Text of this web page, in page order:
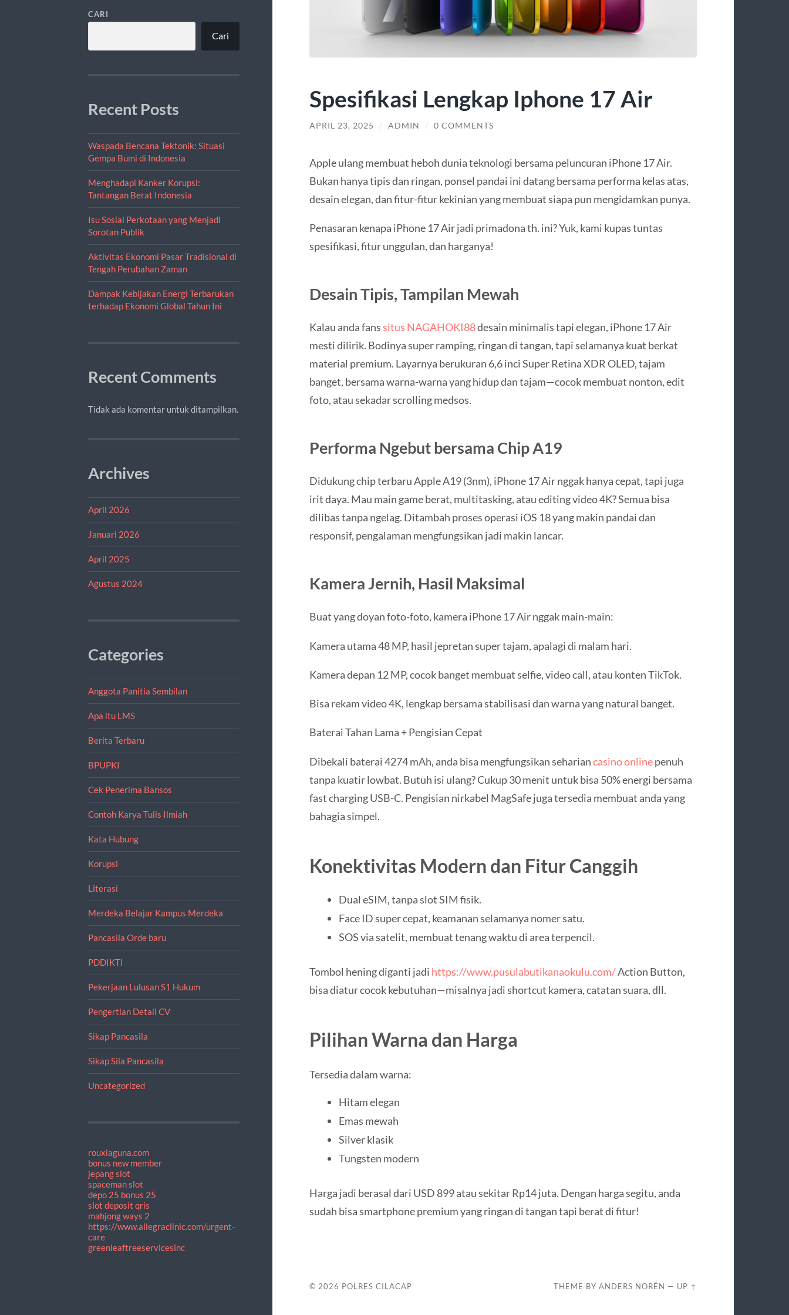
CARI
Cari
Recent Posts
Waspada Bencana Tektonik: Situasi
Gempa Bumi di Indonesia
Menghadapi Kanker Korupsi:
Tantangan Berat Indonesia
Isu Sosial Perkotaan yang Menjadi
Sorotan Publik
Aktivitas Ekonomi Pasar Tradisional di
Tengah Perubahan Zaman
Dampak Kebijakan Energi Terbarukan
terhadap Ekonomi Global Tahun Ini
Recent Comments
Tidak ada komentar untuk ditampilkan.
Archives
April 2026
Januari 2026
April 2025
Agustus 2024
Categories
Anggota Panitia Sembilan
Apa itu LMS
Berita Terbaru
BPUPKI
Cek Penerima Bansos
Contoh Karya Tulis Ilmiah
Kata Hubung
Korupsi
Literasi
Merdeka Belajar Kampus Merdeka
Pancasila Orde baru
PDDIKTI
Pekerjaan Lulusan S1 Hukum
Pengertian Detail CV
Sikap Pancasila
Sikap Sila Pancasila
Uncategorized
rouxlaguna.com
bonus new member
jepang slot
spaceman slot
depo 25 bonus 25
slot deposit qris
mahjong ways 2
https://www.allegraclinic.com/urgent-
care
greenleaftreeservicesinc
Spesifikasi Lengkap Iphone 17 Air
APRIL 23, 2025 / ADMIN / 0 COMMENTS
Apple ulang membuat heboh dunia teknologi bersama peluncuran iPhone 17 Air.
Bukan hanya tipis dan ringan, ponsel pandai ini datang bersama performa kelas atas,
desain elegan, dan fitur-fitur kekinian yang membuat siapa pun mengidamkan punya.
Penasaran kenapa iPhone 17 Air jadi primadona th. ini? Yuk, kami kupas tuntas
spesifikasi, fitur unggulan, dan harganya!
Desain Tipis, Tampilan Mewah
Kalau anda fanssitus NAGAHOKI88desain minimalis tapi elegan, iPhone 17 Air
mesti dilirik. Bodinya super ramping, ringan di tangan, tapi selamanya kuat berkat
material premium. Layarnya berukuran 6,6 inci Super Retina XDR OLED, tajam
banget, bersama warna-warna yang hidup dan tajam—cocok membuat nonton, edit
foto, atau sekadar scrolling medsos.
Performa Ngebut bersama Chip A19
Didukung chip terbaru Apple A19 (3nm), iPhone 17 Air nggak hanya cepat, tapi juga
irit daya. Mau main game berat, multitasking, atau editing video 4K? Semua bisa
dilibas tanpa ngelag. Ditambah proses operasi iOS 18 yang makin pandai dan
responsif, pengalaman mengfungsikan jadi makin lancar.
Kamera Jernih, Hasil Maksimal
Buat yang doyan foto-foto, kamera iPhone 17 Air nggak main-main:
Kamera utama 48 MP, hasil jepretan super tajam, apalagi di malam hari.
Kamera depan 12 MP, cocok banget membuat selfie, video call, atau konten TikTok.
Bisa rekam video 4K, lengkap bersama stabilisasi dan warna yang natural banget.
Baterai Tahan Lama + Pengisian Cepat
Dibekali baterai 4274 mAh, anda bisa mengfungsikan sehariancasino onlinepenuh
tanpa kuatir lowbat. Butuh isi ulang? Cukup 30 menit untuk bisa 50% energi bersama
fast charging USB-C. Pengisian nirkabel MagSafe juga tersedia membuat anda yang
bahagia simpel.
Konektivitas Modern dan Fitur Canggih
Dual eSIM, tanpa slot SIM fisik.
Face ID super cepat, keamanan selamanya nomer satu.
SOS via satelit, membuat tenang waktu di area terpencil.
Tombol hening diganti jadi https://www.pusulabutikanaokulu.com/Action Button,
bisa diatur cocok kebutuhan—misalnya jadi shortcut kamera, catatan suara, dll.
Pilihan Warna dan Harga
Tersedia dalam warna:
Hitam elegan
Emas mewah
Silver klasik
Tungsten modern
Harga jadi berasal dari USD 899 atau sekitar Rp14 juta. Dengan harga segitu, anda
sudah bisa smartphone premium yang ringan di tangan tapi berat di fitur!
© 2026 POLRES CILACAP THEME BYANDERS NORÉN — UP ↑